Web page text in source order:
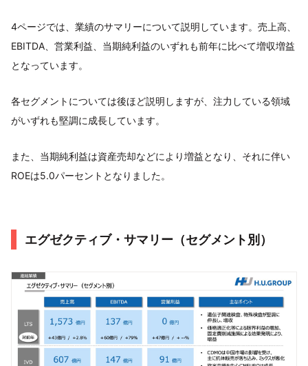
4ページでは、業績のサマリーについて説明しています。売上高、
EBITDA、営業利益、当期純利益のいずれも前年に比べて増収増益
となっています。
各セグメントについては後ほど説明しますが、注力している領域
がいずれも堅調に成長しています。
また、当期純利益は資産売却などにより増益となり、それに伴い
ROEは5.0パーセントとなりました。
エグゼクティブ・サマリー（セグメント別）